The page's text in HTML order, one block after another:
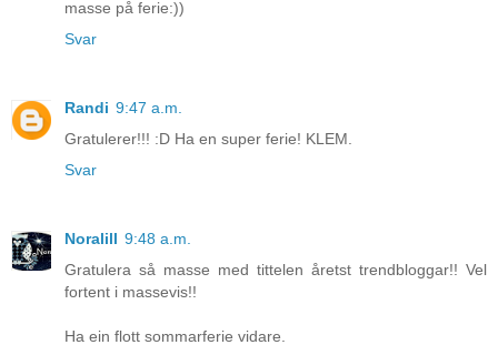
masse på ferie:))
Svar
Randi 9:47 a.m.
Gratulerer!!! :D Ha en super ferie! KLEM.
Svar
Noralill 9:48 a.m.
Gratulera så masse med tittelen åretst trendbloggar!! Vel
fortent i massevis!!
Ha ein flott sommarferie vidare.